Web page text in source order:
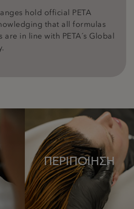
hold official PETA
that all formulas
in line with PETA´s Global
ΠΕΡΙΠΟΙΗΣΗ